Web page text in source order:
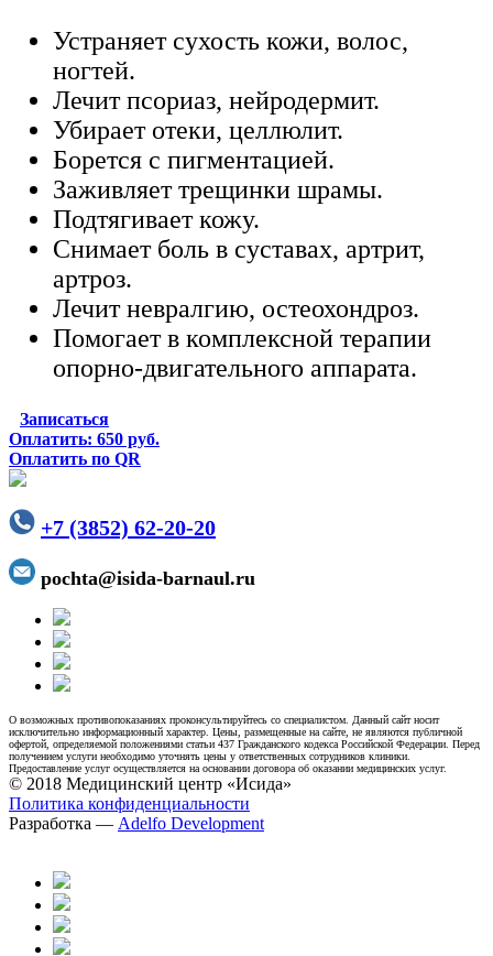
Устраняет сухость кожи, волос,
ногтей.
Лечит псориаз, нейродермит.
Убирает отеки, целлюлит.
Борется с пигментацией.
Заживляет трещинки шрамы.
Подтягивает кожу.
Снимает боль в суставах, артрит,
артроз.
Лечит невралгию, остеохондроз.
Помогает в комплексной терапии
опорно-двигательного аппарата.
Записаться
Оплатить: 650 руб.
Оплатить по QR
+7 (3852) 62-20-20
pochta@isida-barnaul.ru
О возможных противопоказаниях проконсультируйтесь со специалистом. Данный сайт носит
исключительно информационный характер. Цены, размещенные на сайте, не являются публичной
офертой, определяемой положениями статьи 437 Гражданского кодекса Российской Федерации. Перед
получением услуги необходимо уточнять цены у ответственных сотрудников клиники.
Предоставление услуг осуществляется на основании договора об оказании медицинских услуг.
© 2018 Медицинский центр «Исида»
Политика конфиденциальности
Разработка — Adelfo Development